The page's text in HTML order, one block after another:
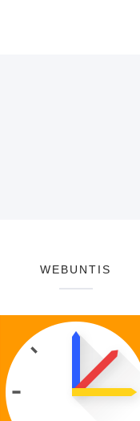
WEBUNTIS